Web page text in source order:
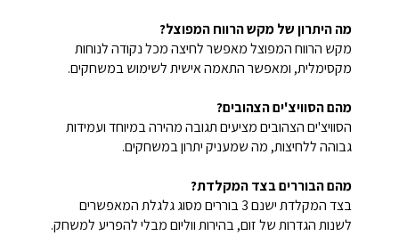
מה היתרון של מקש הרווח המפוצל?
מקש הרווח המפוצל מאפשר לחיצה מכל נקודה לנוחות
מקסימלית, ומאפשר התאמה אישית לשימוש במשחקים.
מהם הסוויצ'ים הצהובים?
הסוויצ'ים הצהובים מציעים תגובה מהירה במיוחד ועמידות
גבוהה ללחיצות, מה שמעניק יתרון במשחקים.
מהם הבוררים בצד המקלדת?
בצד המקלדת ישנם 3 בוררים מסוג גלגלת המאפשרים
לשנות הגדרות של זום, בהירות ווליום מבלי להפריע למשחק.